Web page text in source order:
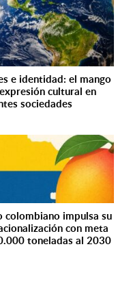
e identidad: el mango
cultural en
sociedades
colombiano impulsa su
con meta
toneladas al 2030